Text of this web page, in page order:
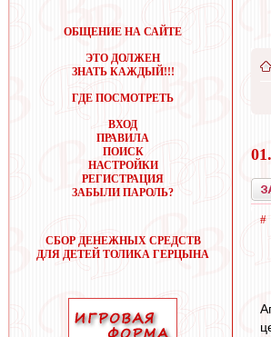
ОБЩЕНИЕ НА САЙТЕ
ЭТО ДОЛЖЕН
ЗНАТЬ КАЖДЫЙ!!!
ГДЕ ПОСМОТРЕТЬ
ВХОД
ПРАВИЛА
ПОИСК
НАСТРОЙКИ
РЕГИСТРАЦИЯ
ЗАБЫЛИ ПАРОЛЬ?
СБОР ДЕНЕЖНЫХ СРЕДСТВ
ДЛЯ ДЕТЕЙ ТОЛИКА ГЕРЦЫНА
#